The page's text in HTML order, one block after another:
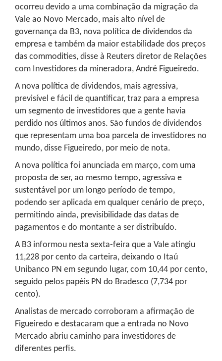
ocorreu devido a uma combinação da migração da
Vale ao Novo Mercado, mais alto nível de
governança da B3, nova política de dividendos da
empresa e também da maior estabilidade dos preços
das commodities, disse à Reuters diretor de Relações
com Investidores da mineradora, André Figueiredo.
A nova política de dividendos, mais agressiva,
previsível e fácil de quantificar, traz para a empresa
um segmento de investidores que a gente havia
perdido nos últimos anos. São fundos de dividendos
que representam uma boa parcela de investidores no
mundo, disse Figueiredo, por meio de nota.
A nova política foi anunciada em março, com uma
proposta de ser, ao mesmo tempo, agressiva e
sustentável por um longo período de tempo,
podendo ser aplicada em qualquer cenário de preço,
permitindo ainda, previsibilidade das datas de
pagamentos e do montante a ser distribuído.
A B3 informou nesta sexta-feira que a Vale atingiu
11,228 por cento da carteira, deixando o Itaú
Unibanco PN em segundo lugar, com 10,44 por cento,
seguido pelos papéis PN do Bradesco (7,734 por
cento).
Analistas de mercado corroboram a afirmação de
Figueiredo e destacaram que a entrada no Novo
Mercado abriu caminho para investidores de
diferentes perfis.